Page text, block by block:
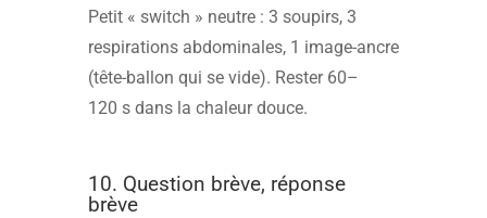
Petit « switch » neutre : 3 soupirs, 3
respirations abdominales, 1 image-ancre
(tête-ballon qui se vide). Rester 60–
120 s dans la chaleur douce.
10. Question brève, réponse
brève